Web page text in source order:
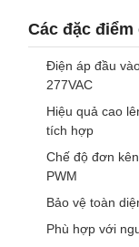
Các đặc điểm
Điện áp đầu
277VAC
Hiệu quả cao
tích hợp
Chế độ đơn
PWM
Bảo vệ toàn
Phù hợp với